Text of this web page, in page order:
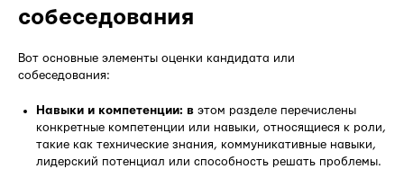
собеседования
Вот основные элементы оценки кандидата или
собеседования:
Навыки и компетенции: в этом разделе перечислены
конкретные компетенции или навыки, относящиеся к роли,
такие как технические знания, коммуникативные навыки,
лидерский потенциал или способность решать проблемы.